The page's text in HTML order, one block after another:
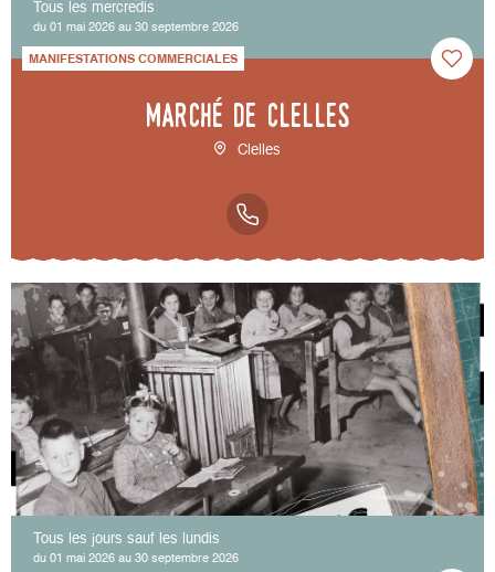
Tous les mercredis
du 01 mai 2026 au 30 septembre 2026
MANIFESTATIONS COMMERCIALES
Marché de Clelles
Clelles
Tous les jours sauf les lundis
du 01 mai 2026 au 30 septembre 2026